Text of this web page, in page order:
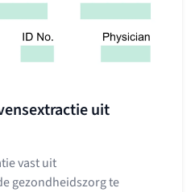
uit
vast uit
gezondheidszorg te